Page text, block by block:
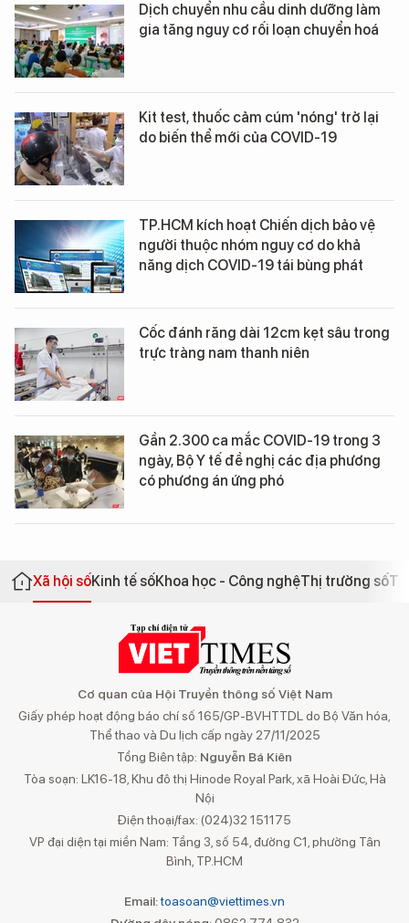
Dịch chuyển nhu cầu dinh dưỡng làm
gia tăng nguy cơ rối loạn chuyển hoá
Kit test, thuốc cảm cúm 'nóng' trở lại
do biến thể mới của COVID-19
TP.HCM kích hoạt Chiến dịch bảo vệ
người thuộc nhóm nguy cơ do khả
năng dịch COVID-19 tái bùng phát
Cốc đánh răng dài 12cm kẹt sâu trong
trực tràng nam thanh niên
Gần 2.300 ca mắc COVID-19 trong 3
ngày, Bộ Y tế đề nghị các địa phương
có phương án ứng phó
Xã hội sốKinh tế sốKhoa học - Công nghệThị trường số
Cơ quan của Hội Truyền thông số Việt Nam
Giấy phép hoạt động báo chí số 165/GP-BVHTTDL do Bộ Văn hóa,
Thể thao và Du lịch cấp ngày 27/11/2025
Tổng Biên tập: Nguyễn Bá Kiên
Tòa soạn: LK16-18, Khu đô thị Hinode Royal Park, xã Hoài Đức, Hà
Nội
Điện thoại/fax: (024)32 151175
VP đại diện tại miền Nam: Tầng 3, số 54, đường C1, phường Tân
Bình, TP.HCM
Email:toasoan@viettimes.vn